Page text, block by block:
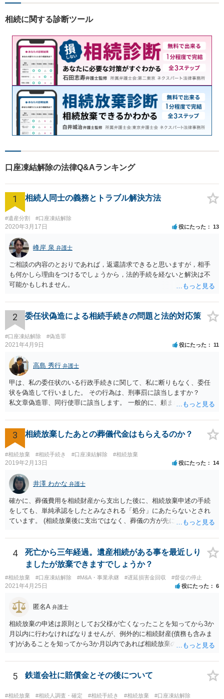
相続に関する診断ツール
口座凍結解除の法律Q&Aランキング
1 相続人同士の義務とトラブル解決方法
#遺産分割 #口座凍結解除
2020年3月17日 役にたった 13
峰岸 泉 弁護士
ご相談の内容のとおりであれば，返還請求できると思いますが，相手
も何かしら理由をつけるでしょうから，法的手続を経ないと解決は不
可能かもしれません。
2 委任状偽造による相続手続きの問題と法的対応策
#口座凍結解除 #偽造罪
2021年4月9日 役にたった 11
高島 秀行 弁護士
甲は、私の委任状のいる行政手続きに関して、私に断りもなく、委任
状を偽造して行いました。 その行為は、刑事罰に該当しますか？
私文章偽造罪、同行使罪に該当します。 一般的に、頼まれた（委任さ
か？ 委任状を偽造して使用することはまでは依頼の範囲ではない
ので できないと思います。
3 相続放棄したあとの葬儀代金はもらえるのか？
#相続放棄 #相続手続き #口座凍結解除 #相続放棄
2019年2月13日 役にたった 14
井澤 わかな 弁護士
確かに、葬儀費用を相続財産から支出した後に、相続放棄申述の手続
をしても、単純承認をしたとみなされる「処分」にあたらないとされ
ています。 (相続放棄後に支出ではなく、葬儀の方が先に来るのが通常
述の手続ということだと思いますが) ただ、葬儀費用ならいくらでもよ
いということではなく、身分相応の、社会的儀式として当然認められ
る程度の金額に留まると考えた方がよいです。 もし、相続人の皆さん
に葬儀費用を支出する経済力がなく、質素な葬儀を行った費用であれ
ば相続財産から支出しても単純承認と認められない可能性が高いの
で、相続放棄申述が受理される可能性も高いと思います。
4
死亡から三年経過。遺産相続がある事を最近しり
ましたが放棄できますでしょうか？
#相続放棄 #口座凍結解除 #M&A・事業承継 #遅延損害金回収 #督促の停止
2021年4月25日 役にたった 6
匿名A 弁護士
相続放棄の申述は原則としてお父様が亡くなったことを知ってから3か
月以内に行わなければなりませんが、例外的に相続財産(債務も含みま
す)があることを知ってから3か月以内であれば相続放棄の申述が認め
したら、早急に家裁に行って相続放棄の申述をしたい旨告げて必要な
書類を提出されることをおすすめいたします。 なお、お父様の債務が
他にもあるかもしれないというリスクを考えますと、相続放棄の申述
にあたっては、法テラスの無料相談等を利用して弁護士に相談するこ
5 鉄道会社に賠償金とその後について
#相続放棄 #相続人調査・確定 #相続手続き #相続放棄
#口座凍結解除